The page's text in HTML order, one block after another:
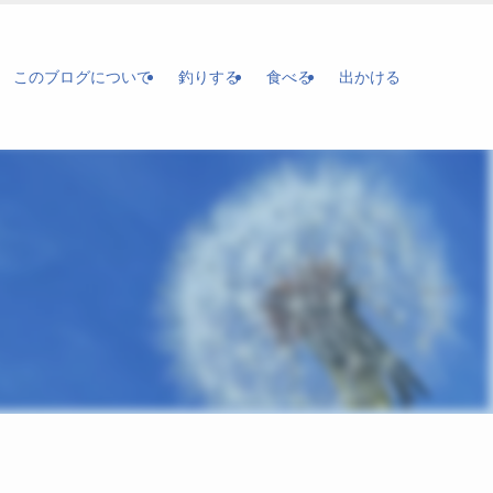
このブログについて 釣りする 食べる 出かける